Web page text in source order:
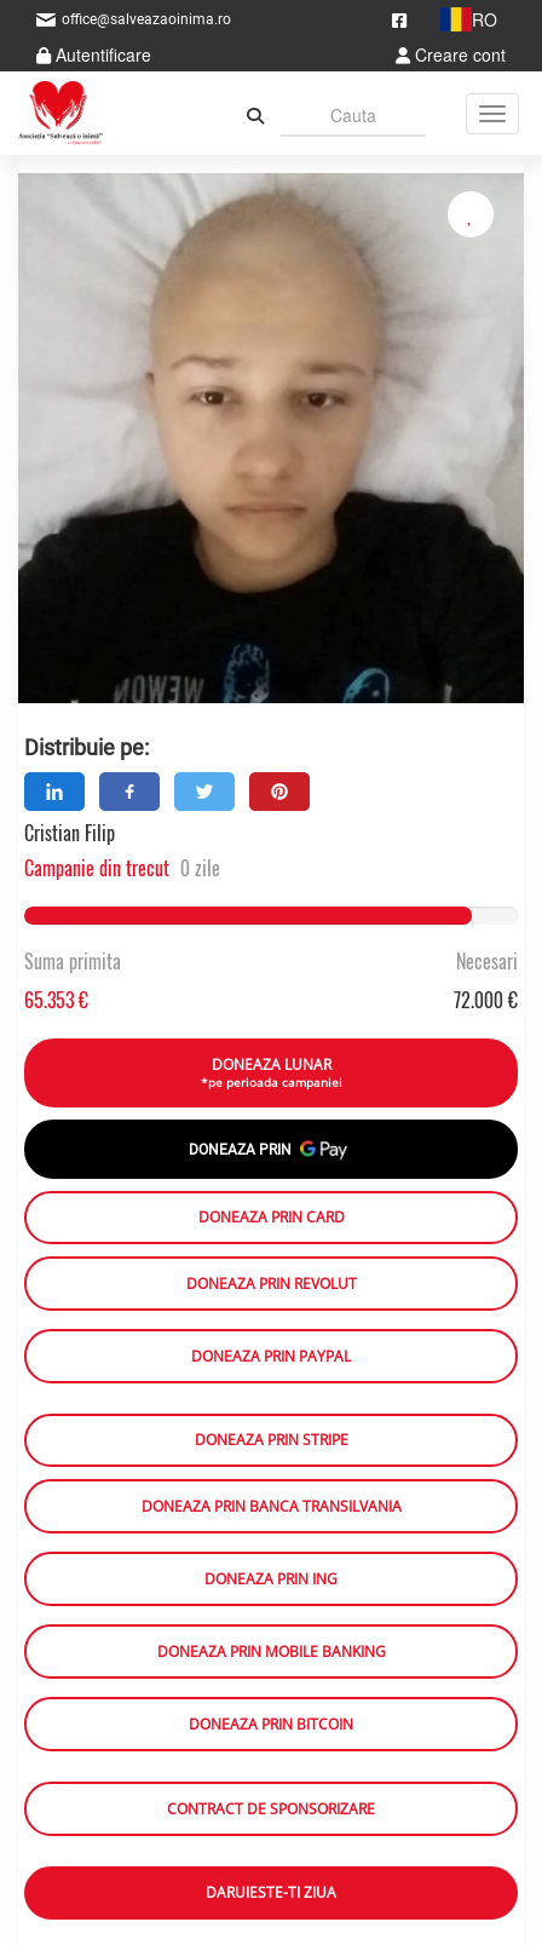
office@salveazaoinima.ro
RO
Autentificare
Creare cont
Distribuie pe:
Cristian Filip
Campanie din trecut 0 zile
Suma primita
65.353 €
Necesari
72.000 €
DONEAZA LUNAR
*pe perioada campaniei
DONEAZA PRIN
DONEAZA PRIN CARD
DONEAZA PRIN REVOLUT
DONEAZA PRIN PAYPAL
DONEAZA PRIN STRIPE
DONEAZA PRIN BANCA TRANSILVANIA
DONEAZA PRIN ING
DONEAZA PRIN MOBILE BANKING
DONEAZA PRIN BITCOIN
CONTRACT DE SPONSORIZARE
DARUIESTE-TI ZIUA